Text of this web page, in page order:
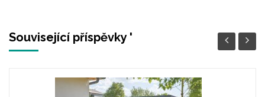
Související příspěvky '